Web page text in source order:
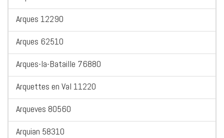
Arques 12290
Arques 62510
Arques-la-Bataille 76880
Arquettes en Val 11220
Arqueves 80560
Arquian 58310